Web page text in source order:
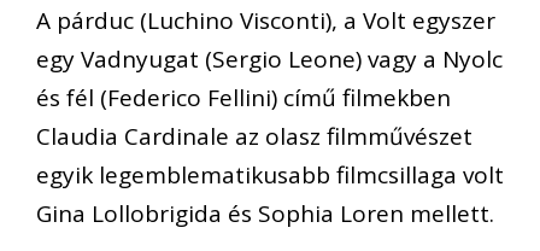
A párduc (Luchino Visconti), a Volt egyszer
egy Vadnyugat (Sergio Leone) vagy a Nyolc
és fél (Federico Fellini) című filmekben
Claudia Cardinale az olasz filmművészet
egyik legemblematikusabb filmcsillaga volt
Gina Lollobrigida és Sophia Loren mellett.